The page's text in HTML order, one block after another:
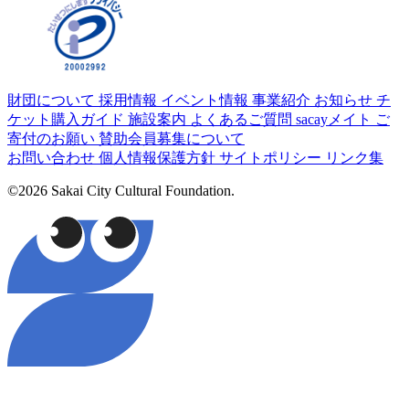
財団について 採用情報 イベント情報 事業紹介 お知らせ チ
ケット購入ガイド 施設案内 よくあるご質問 sacayメイト ご
寄付のお願い 賛助会員募集について
お問い合わせ 個人情報保護方針 サイトポリシー リンク集
©2026 Sakai City Cultural Foundation.